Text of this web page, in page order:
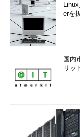
erを
国内
リッ